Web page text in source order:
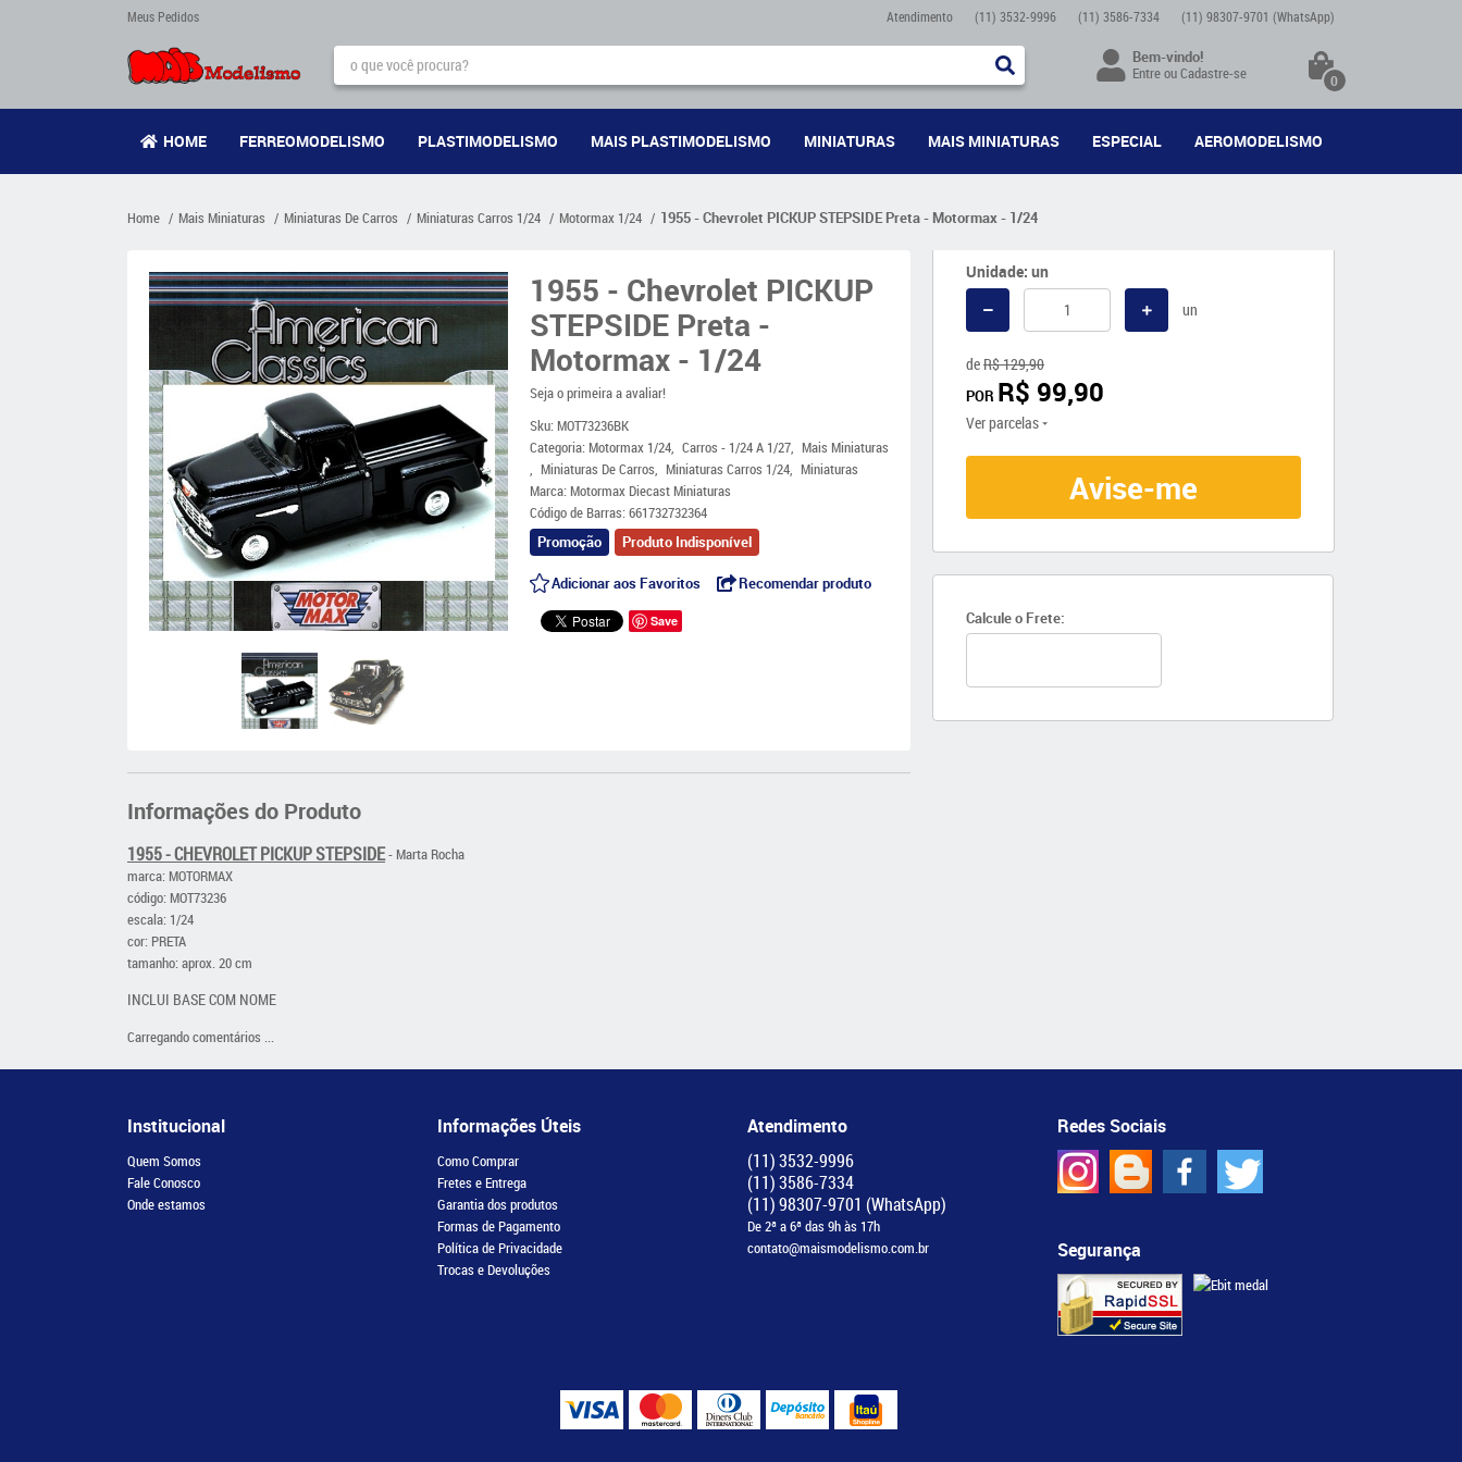
Meus Pedidos Atendimento (11) 3532-9996 (11) 3586-7334 (11) 98307-9701 (WhatsApp)
Bem-vindo!
EntreouCadastre-se 0
HOME FERREOMODELISMO PLASTIMODELISMO MAIS PLASTIMODELISMO MINIATURAS MAIS MINIATURAS ESPECIAL AEROMODELISMO
Home Mais Miniaturas Miniaturas De Carros Miniaturas Carros 1/24 Motormax 1/24 1955 - Chevrolet PICKUP STEPSIDE Preta - Motormax - 1/24
1955 - Chevrolet PICKUP
STEPSIDE Preta -
Motormax - 1/24
Seja o primeira a avaliar!
Sku: MOT73236BK
Categoria: Motormax 1/24 Carros - 1/24 A 1/27
Mais Miniaturas
Miniaturas De Carros
Miniaturas Carros 1/24
Miniaturas
Marca: Motormax Diecast Miniaturas
Código de Barras:661732732364
Promoção
Produto Indisponível
Adicionar aos Favoritos Recomendar produto
Save
Unidade: un
un
deR$ 129,90
POR R$ 99,90
Ver parcelas
Avise-me
Calcule o Frete:
Informações do Produto
1955 - CHEVROLET PICKUP STEPSIDE- Marta Rocha
marca: MOTORMAX
código: MOT73236
escala: 1/24
cor: PRETA
tamanho: aprox. 20 cm
INCLUI BASE COM NOME
Carregando comentários ...
Institucional
Quem Somos
Fale Conosco
Onde estamos
Informações Úteis
Como Comprar
Fretes e Entrega
Garantia dos produtos
Formas de Pagamento
Política de Privacidade
Trocas e Devoluções
Atendimento
(11)3532-9996
(11)3586-7334
(11)98307-9701 (WhatsApp)
De 2ª a 6ª das 9h às 17h
contato@maismodelismo.com.br
Redes Sociais
Segurança